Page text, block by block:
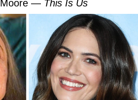
— This Is Us